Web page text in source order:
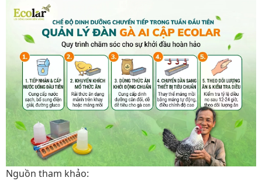
Nguồn tham khảo: